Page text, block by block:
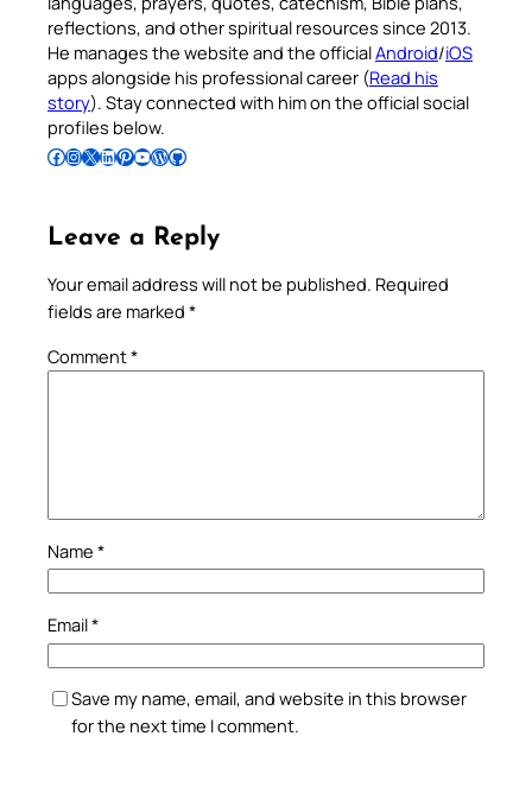
reflections, and other spiritual resources since 2013.
He manages the website and the officialAndroid/iOS
apps alongside his professional career (Read his
story). Stay connected with him on the official social
profiles below.
Follow Pradeep on Facebook Follow Pradeep on InstagramFollow Pradeep on X Follow Pradeep on LinkedIn Follow Pradeep on Pinterest Subscribe to Pradeep’s Youtube Channel Follow Pradeep on WordPress Follow Pradeep on GitHub
Leave a Reply
Your email address will not be published. Required
fields are marked *
Comment*
Name *
Email*
Save my name, email, and website in this browser
for the next time I comment.